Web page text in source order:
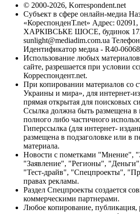
© 2000-2026, Korrespondent.net
Субъект в сфере онлайн-медиа
«КореспонденТ.net» Адрес: 02091,
ХАРКІВСЬКЕ ШОСЕ, будинок
sunlight@mediadim.com.ua
Идентификатор медиа - R40-06068
Использование любых
сайте, разрешается при условии
Корреспондент.net.
При копировании материалов со
Украины и мира», для интернет-
прямая открытая для поисковых
Ссылка должна быть размещена в
полного либо частичного
Гиперссылка (для интернет-
размещена в подзаголовке или в
материала.
Новости с пометками "Мнение",
"Заявление", "Регионы",
"Тест-драйв", "Спецпроекты",
правах рекламы.
Раздел Спецпроекты создается
коммерческими партнерами.
Любое копирование, публикация,